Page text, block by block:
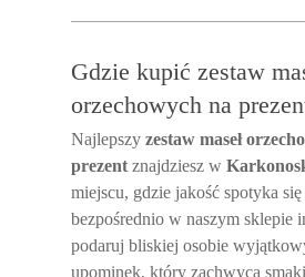
Gdzie kupić zestaw
orzechowych na
Najlepszyzestaw maseł
prezent znajdziesz w
miejscu, gdzie jakość spotyka
bezpośrednio w naszym sklepie
podaruj bliskiej osobie
upominek, który zachwyca